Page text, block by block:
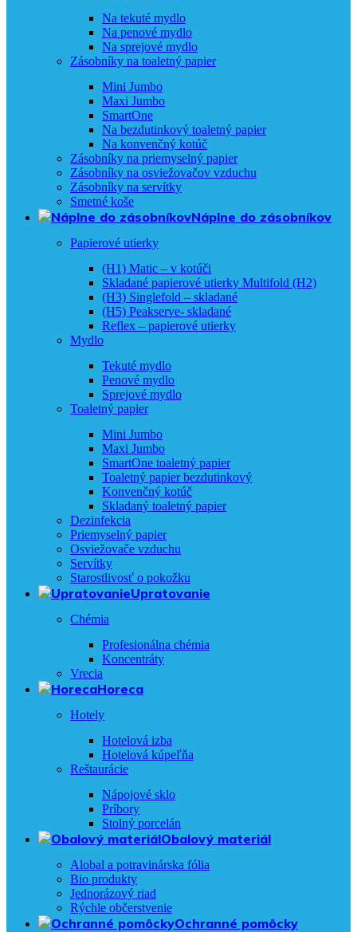
Na tekuté mydlo
Na penové mydlo
Na sprejové mydlo
Zásobníky na toaletný papier
Mini Jumbo
Maxi Jumbo
SmartOne
Na bezdutinkový toaletný papier
Na konvenčný kotúč
Zásobníky na priemyselný papier
Zásobníky na osviežovačov vzduchu
Zásobníky na servítky
Smetné koše
Náplne do zásobníkov
Papierové utierky
(H1) Matic – v kotúči
Skladané papierové utierky Multifold (H2)
(H3) Singlefold – skladané
(H5) Peakserve- skladané
Reflex – papierové utierky
Mydlo
Tekuté mydlo
Penové mydlo
Sprejové mydlo
Toaletný papier
Mini Jumbo
Maxi Jumbo
SmartOne toaletný papier
Toaletný papier bezdutinkový
Konvenčný kotúč
Skladaný toaletný papier
Dezinfekcia
Priemyselný papier
Osviežovače vzduchu
Servítky
Starostlivosť o pokožku
Upratovanie
Chémia
Profesionálna chémia
Koncentráty
Vrecia
Horeca
Hotely
Hotelová izba
Hotelová kúpeľňa
Reštaurácie
Nápojové sklo
Príbory
Stolný porcelán
Obalový materiál
Alobal a potravinárska fólia
Bio produkty
Jednorázový riad
Rýchle občerstvenie
Ochranné pomôcky